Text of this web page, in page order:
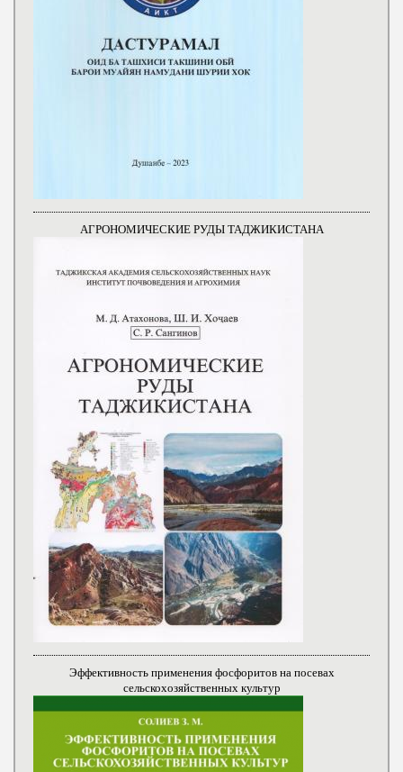
АГРОНОМИЧЕСКИЕ РУДЫ ТАДЖИКИСТАНА
Эффективность применения фосфоритов на посевах
сельскохозяйственных культур